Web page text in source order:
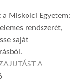
Miskolci Egyetem:
rendszerét,
saját
A